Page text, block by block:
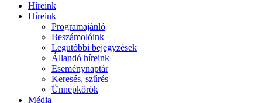
Híreink
Híreink
Programajánló
Beszámolóink
Legutóbbi bejegyzések
Állandó híreink
Eseménynaptár
Keresés, szűrés
Ünnepkörök
Média